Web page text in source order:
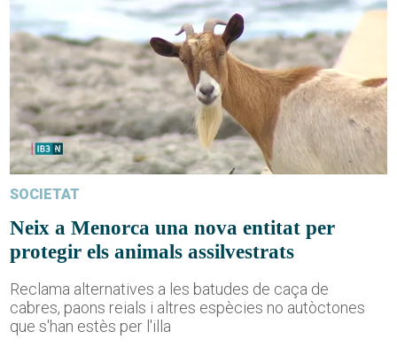
SOCIETAT
Neix a Menorca una nova entitat per
protegir els animals assilvestrats
Reclama alternatives a les batudes de caça de
cabres, paons reials i altres espècies no autòctones
que s'han estès per l'illa